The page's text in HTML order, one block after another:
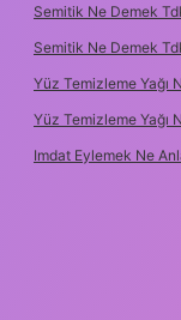
Semitik Ne Demek
Semitik Ne Demek
Yüz Temizleme Yağı
Yüz Temizleme Yağı
Imdat Eylemek Ne